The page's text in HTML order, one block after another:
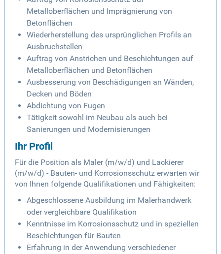
Metalloberflächen und Imprägnierung von
Betonflächen
Wiederherstellung des ursprünglichen Profils an
Ausbruchstellen
Auftrag von Anstrichen und Beschichtungen auf
Metalloberflächen und Betonflächen
Ausbesserung von Beschädigungen an Wänden,
Decken und Böden
Abdichtung von Fugen
Tätigkeit sowohl im Neubau als auch bei
Sanierungen und Modernisierungen
Ihr Profil
Für die Position als Maler (m/w/d) und Lackierer
(m/w/d) - Bauten- und Korrosionsschutz erwarten wir
von Ihnen folgende Qualifikationen und Fähigkeiten:
Abgeschlossene Ausbildung im Malerhandwerk
oder vergleichbare Qualifikation
Kenntnisse im Korrosionsschutz und in speziellen
Beschichtungen für Bauten
Erfahrung in der Anwendung verschiedener